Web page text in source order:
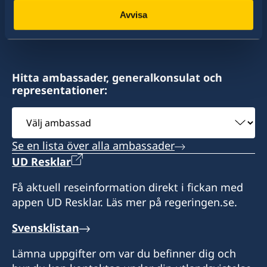
Avvisa
Consulate General of Sweden,
14 Archbishop Street,
Telefon- och besökstid :
Besökstid endast efter överenskommelse.
måndag - fredag kl. 09.00-12.00
Honorärkonsul
Francis Galea Salomone
konsulat. Sveriges utrikesrepresentation består
av drygt 100 utlandsmyndigheter.
Hitta ambassader, generalkonsulat och
representationer:
Välj
ambassad
Se en lista över alla ambassader
UD Resklar
Få aktuell reseinformation direkt i fickan med
appen UD Resklar. Läs mer på regeringen.se.
Svensklistan
Lämna uppgifter om var du befinner dig och